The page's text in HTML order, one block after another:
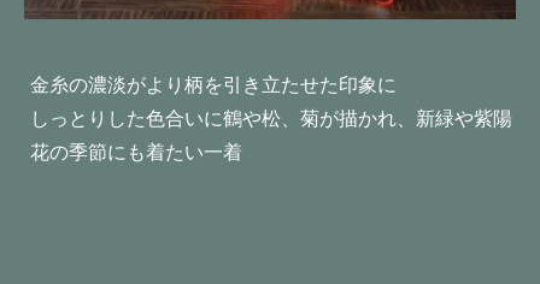
金糸の濃淡がより柄を引き立たせた印象に
しっとりした色合いに鶴や松、菊が描かれ、新緑や紫陽
花の季節にも着たい一着